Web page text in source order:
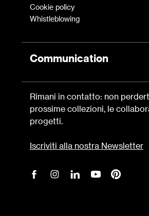
Cookie policy
Whistleblowing
Communication
Rimani in contatto: non
prossime collezioni, le
progetti.
Iscriviti alla nostra Newsletter